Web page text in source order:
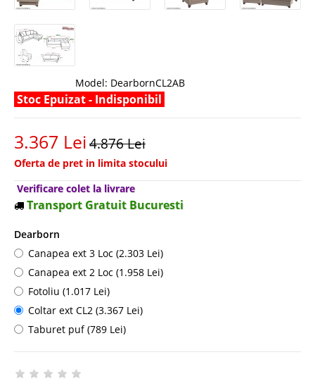
Model: DearbornCL2AB
Stoc Epuizat - Indisponibil
3.367 Lei4.876 Lei
Oferta de pret in limita stocului
Verificare colet la livrare
Transport Gratuit Bucuresti
Dearborn
Canapea ext 3 Loc (2.303 Lei)
Canapea ext 2 Loc (1.958 Lei)
Fotoliu (1.017 Lei)
Coltar ext CL2 (3.367 Lei)
Taburet puf (789 Lei)